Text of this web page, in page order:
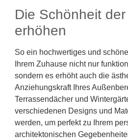
Die Schönheit der
erhöhen
So ein hochwertiges und
Ihrem Zuhause nicht nur
sondern es erhöht auch die
Anziehungskraft Ihres
Terrassendächer und
verschiedenen Designs und
werden, um perfekt zu Ihrem
architektonischen